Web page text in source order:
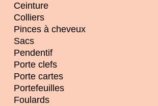
Ceinture
Colliers
Pinces à cheveux
Sacs
Pendentif
Porte clefs
Porte cartes
Portefeuilles
Foulards